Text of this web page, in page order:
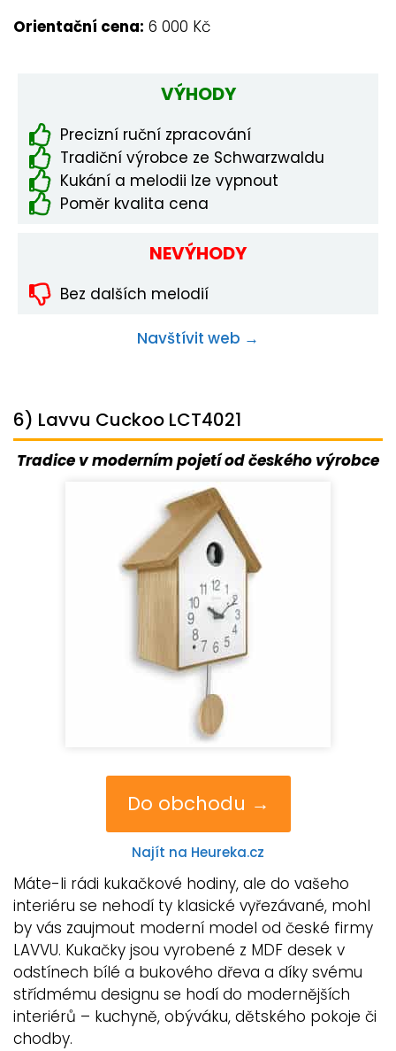
Orientační cena: 6 000 Kč
VÝHODY
Precizní ruční zpracování
Tradiční výrobce ze Schwarzwaldu
Kukání a melodii lze vypnout
Poměr kvalita cena
NEVÝHODY
Bez dalších melodií
Navštívit web →
6) Lavvu Cuckoo LCT4021
Tradice v moderním pojetí od českého výrobce
Do obchodu →
Najít na Heureka.cz
Máte-li rádi kukačkové hodiny, ale do vašeho
interiéru se nehodí ty klasické vyřezávané, mohl
by vás zaujmout moderní model od české firmy
LAVVU. Kukačky jsou vyrobené z MDF desek v
odstínech bílé a bukového dřeva a díky svému
střídmému designu se hodí do modernějších
interiérů – kuchyně, obýváku, dětského pokoje či
chodby.